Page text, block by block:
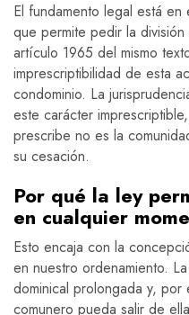
El fundamento legal está
que permite pedir la
artículo 1965 del mismo
imprescriptibilidad de esta
condominio. La
este carácter
prescribe no es la
su cesación.
Por qué la ley
en cualquier
Esto encaja con la
en nuestro ordenamiento.
dominical prolongada y,
comunero pueda salir de